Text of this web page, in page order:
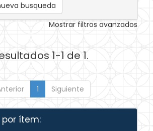
busqueda
Mostrar filtros avanzados
1-1 de 1.
1 Siguiente
por ítem: